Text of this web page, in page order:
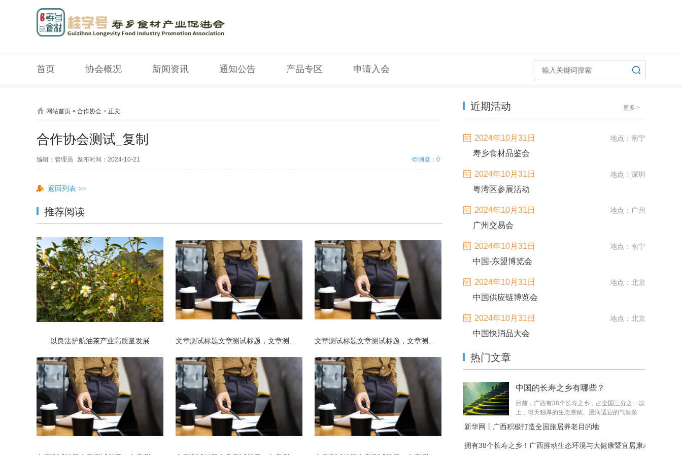
首页 协会概况 新闻资讯 通知公告 产品专区 申请入会
网站首页 > 合作协会 > 正文
合作协会测试_复制
编辑：管理员 发布时间：2024-10-21 浏览： 0
返回列表 >>
推荐阅读
以良法护航油茶产业高质量发展
近期活动 更多 >
2024年10月31日 地点：南宁
寿乡食材品鉴会
2024年10月31日 地点：深圳
粤湾区参展活动
2024年10月31日 地点：广州
广州交易会
2024年10月31日 地点：南宁
中国-东盟博览会
2024年10月31日 地点：北京
中国供应链博览会
2024年10月31日 地点：北京
中国快消品大会
热门文章
中国的长寿之乡有哪些？
目前，广西有38个长寿之乡，占全国三分之一以
上，得天独厚的生态禀赋、温润适宜的气候条
件、天然洁净的种养环境，孕育了富硒粮油、药
食同源茶饮、特色果蔬畜禽等一系列品...
新华网丨广西积极打造全国旅居养老目的地
拥有38个长寿之乡！广西推动生态环境与大健康暨宜居康寿品牌建设